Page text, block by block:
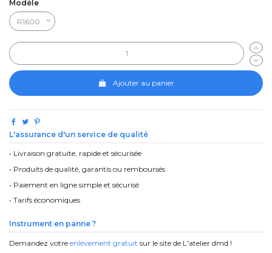
Modèle
Ajouter au panier
L'assurance d'un service de qualité
• Livraison gratuite, rapide et sécurisée
• Produits de qualité, garantis ou remboursés
• Paiement en ligne simple et sécurisé
• Tarifs économiques
Instrument en panne ?
Demandez votre enlèvement gratuit sur le site de L'atelier dmd !